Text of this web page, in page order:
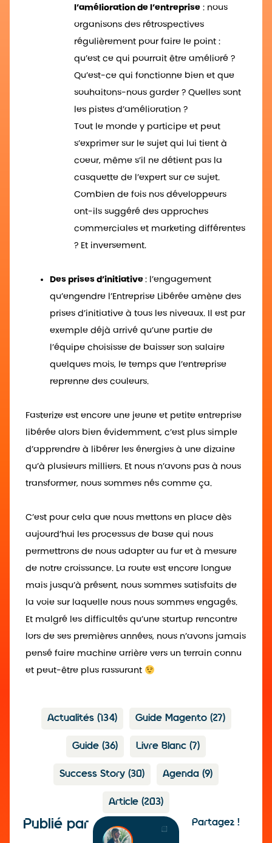
l’amélioration de l’entreprise : nous
organisons des rétrospectives
régulièrement pour faire le point :
qu’est ce qui pourrait être amélioré ?
Qu’est-ce qui fonctionne bien et que
souhaitons-nous garder ? Quelles sont
les pistes d’amélioration ?
Tout le monde y participe et peut
s’exprimer sur le sujet qui lui tient à
coeur, même s’il ne détient pas la
casquette de l’expert sur ce sujet.
Combien de fois nos développeurs
ont-ils suggéré des approches
commerciales et marketing différentes
? Et inversement.
Des prises d’initiative : l’engagement
qu’engendre l’Entreprise Libérée amène des
prises d’initiative à tous les niveaux. Il est par
exemple déjà arrivé qu’une partie de
l’équipe choisisse de baisser son salaire
quelques mois, le temps que l’entreprise
reprenne des couleurs.
Fasterize est encore une jeune et petite entreprise
libérée alors bien évidemment, c’est plus simple
d’apprendre à libérer les énergies à une dizaine
qu’à plusieurs milliers. Et nous n’avons pas à nous
transformer, nous sommes nés comme ça.
C’est pour cela que nous mettons en place dès
aujourd’hui les processus de base qui nous
permettrons de nous adapter au fur et à mesure
de notre croissance. La route est encore longue
mais jusqu’à présent, nous sommes satisfaits de
la voie sur laquelle nous nous sommes engagés.
Et malgré les difficultés qu’une startup rencontre
lors de ses premières années, nous n’avons jamais
pensé faire machine arrière vers un terrain connu
et peut-être plus rassurant
Actualités (134) Guide Magento (27)
Guide (36) Livre Blanc (7)
Success Story (30) Agenda (9)
Article (203)
Publié par Partagez !